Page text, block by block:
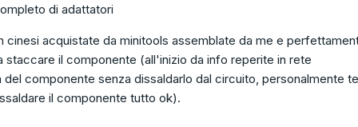
di adattatori
cinesi acquistate da minitools assemblate da me e
staccare il componente (all'inizio da info reperite in rete
del componente senza dissaldarlo dal circuito, personalmente
il componente tutto ok).